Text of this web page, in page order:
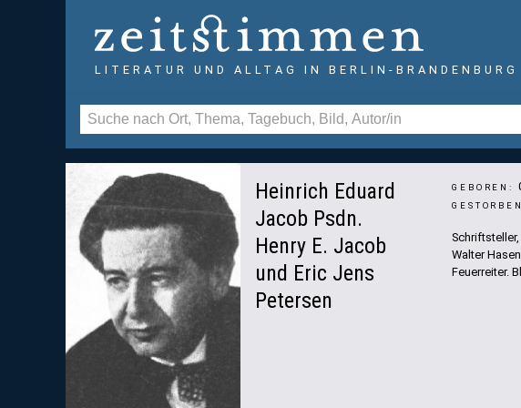
LITERATUR UND ALLTAG IN BERLIN-BRANDENBURG
Heinrich Eduard
Jacob Psdn.
Henry E. Jacob
und Eric Jens
Petersen
GEBOREN:
Walter
Feuerreiter.